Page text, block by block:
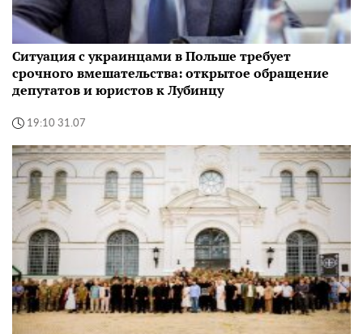
Ситуация с украинцами в Польше требует
срочного вмешательства: открытое обращение
депутатов и юристов к Лубинцу
19:10 31.07